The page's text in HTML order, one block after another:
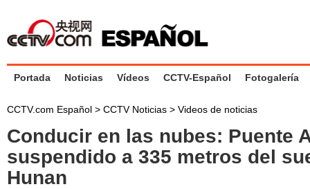
Portada Noticias Vídeos CCTV-Español Fotogalería
CCTV.com Español > CCTV Noticias > Videos de noticias
Conducir en las nubes: Puente
suspendido a 335 metros del
Hunan